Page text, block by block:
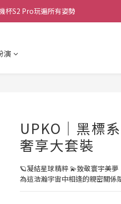
小飛象💜
小飛象💜
演
UPKO｜黑標
奢享大套裝
🪐凝結星球精粹 💫致敬寰宇美夢
為這浩瀚宇宙中相逢的親密關係